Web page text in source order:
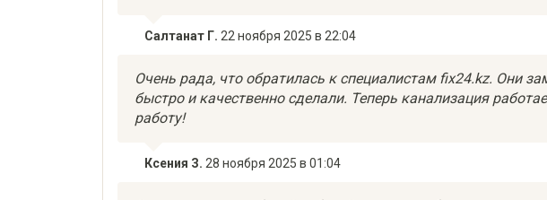
Салтанат Г. 22 ноября 2025 в 22:04
Очень рада, что обратилась к специалистам fix24.kz. Они
быстро и качественно сделали. Теперь канализация
работу!
Ксения З. 28 ноября 2025 в 01:04